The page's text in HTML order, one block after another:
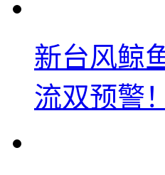
新台风鲸
流双预警！